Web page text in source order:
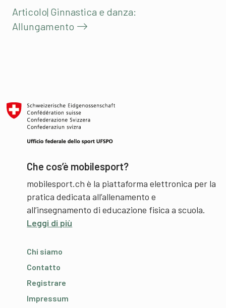
Articolo| Ginnastica e danza:
Allungamento
Che cos’è mobilesport?
mobilesport.ch è la piattaforma elettronica per la
pratica dedicata all’allenamento e
all’insegnamento di educazione fisica a scuola.
Leggi di più
Chi siamo
Contatto
Registrare
Impressum